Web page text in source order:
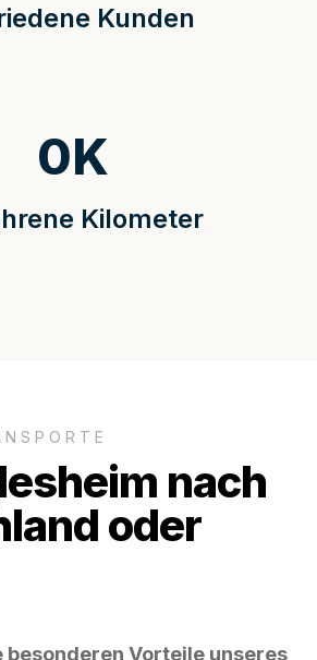
Kunden
Kilometer
0K
nach
oder
besonderen Vorteile unseres